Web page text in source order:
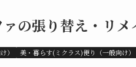
の張り替え・リ
） 美・暮らす(ミクラス)便り（一般向け）